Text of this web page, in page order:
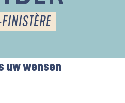
uw wensen